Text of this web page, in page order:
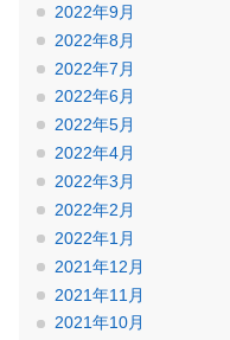
2022年9月
2022年8月
2022年7月
2022年6月
2022年5月
2022年4月
2022年3月
2022年2月
2022年1月
2021年12月
2021年11月
2021年10月